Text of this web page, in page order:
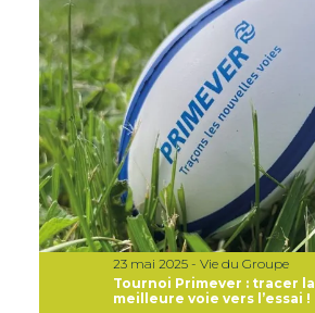
23 mai 2025 - Vie du Groupe
Tournoi Primever : tracer la
meilleure voie vers l’essai !